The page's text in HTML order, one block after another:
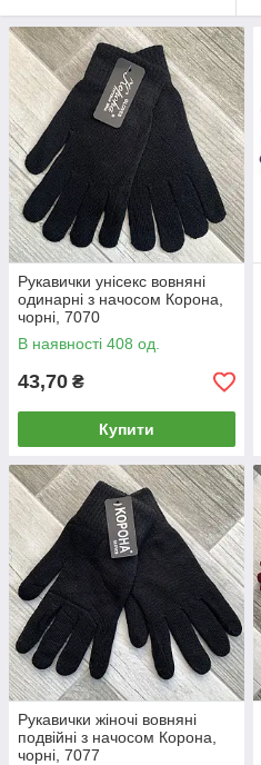
Рукавички унісекс вовняні
одинарні з начосом Корона,
чорні, 7070
В наявності 408 од.
43,70 ₴
Купити
Рукавички жіночі вовняні
подвійні з начосом Корона,
чорні, 7077